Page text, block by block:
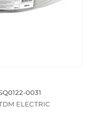
0031
ELECTRIC